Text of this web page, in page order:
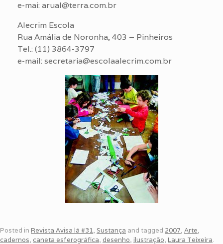
e-mai: arual@terra.com.br
Alecrim Escola
Rua Amália de Noronha, 403 – Pinheiros
Tel.: (11) 3864-3797
e-mail: secretaria@escolaalecrim.com.br
Posted in Revista Avisa lá #31, Sustança and tagged 2007, Arte,
cadernos, caneta esferográfica, desenho, ilustração, Laura Teixeira.